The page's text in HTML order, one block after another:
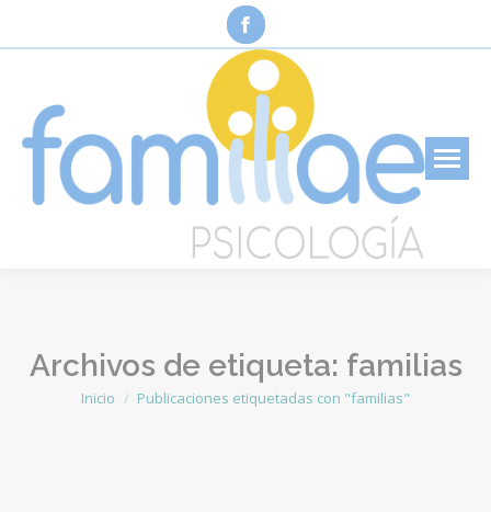
Facebook
page
opens
in
new
Archivos de etiqueta: familias
Estás aquí:
Inicio Publicaciones etiquetadas con "familias"